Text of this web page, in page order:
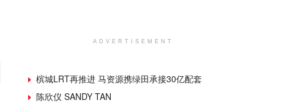
ADVERTISEMENT
槟城LRT再推进 马资源携绿田承接30亿配套
陈欣仪 SANDY TAN